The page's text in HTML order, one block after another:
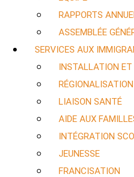
RAPPORTS
ASSEMBLÉE
SERVICES AUX
INSTALLATION ET
RÉGIONALISATION
LIAISON SANTÉ
AIDE AUX
INTÉGRATION
JEUNESSE
FRANCISATION